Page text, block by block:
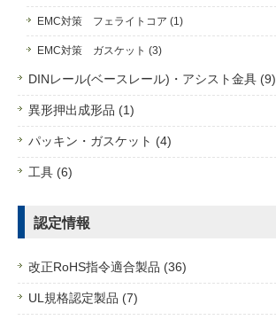
EMC対策 フェライトコア (1)
EMC対策 ガスケット (3)
DINレール(ベースレール)・アシスト金具 (9)
異形押出成形品 (1)
パッキン・ガスケット (4)
工具 (6)
認定情報
改正RoHS指令適合製品 (36)
UL規格認定製品 (7)